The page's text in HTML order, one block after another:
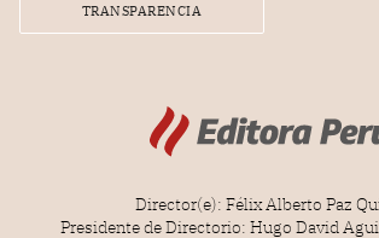
TRANSPARENCIA
Director(e): Félix Alberto Paz
Presidente de Directorio: Hugo David